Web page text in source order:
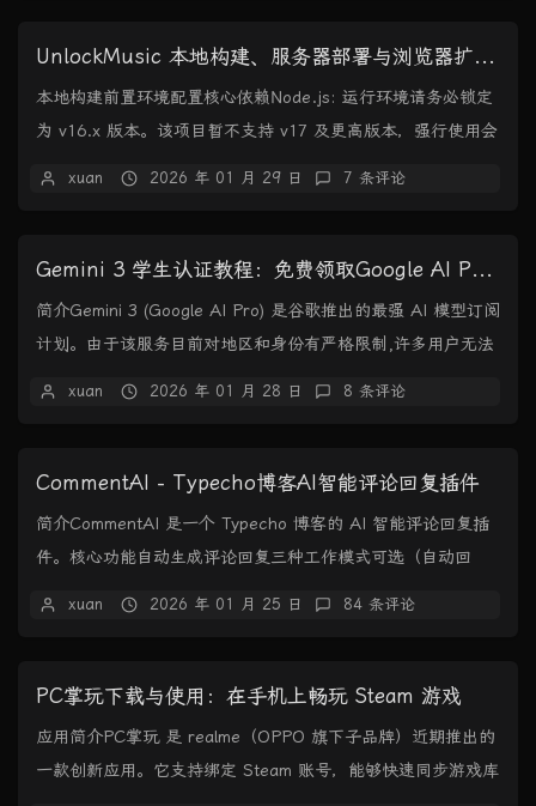
UnlockMusic 本地构建、服务器部署与浏览器扩展制作教程
本地构建前置环境配置核心依赖Node.js: 运行环境请务必锁定
为 v16.x 版本。该项目暂不支持 v17 及更高版本，强行使用会
xuan 2026 年 01 月 29 日 7 条评论
Gemini 3 学生认证教程：免费领取Google AI Pro全部福利
简介Gemini 3 (Google AI Pro) 是谷歌推出的最强 AI 模型订阅
计划。由于该服务目前对地区和身份有严格限制,许多用户无法
xuan 2026 年 01 月 28 日 8 条评论
CommentAI - Typecho博客AI智能评论回复插件
简介CommentAI 是一个 Typecho 博客的 AI 智能评论回复插
件。核心功能自动生成评论回复三种工作模式可选（自动回
xuan 2026 年 01 月 25 日 84 条评论
PC掌玩下载与使用：在手机上畅玩 Steam 游戏
应用简介PC掌玩 是 realme（OPPO 旗下子品牌）近期推出的
一款创新应用。它支持绑定 Steam 账号，能够快速同步游戏库